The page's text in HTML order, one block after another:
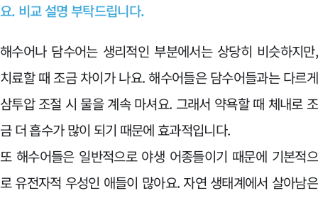
요. 비교 설명 부탁드립니다.
해수어나 담수어는 생리적인 부분에서는 상당히 비슷하지만,
치료할 때 조금 차이가 나요. 해수어들은 담수어들과는 다르게
삼투압 조절 시 물을 계속 마셔요. 그래서 약욕할 때 체내로 조
금 더 흡수가 많이 되기 때문에 효과적입니다.
또 해수어들은 일반적으로 야생 어종들이기 때문에 기본적으
로 유전자적 우성인 애들이 많아요. 자연 생태계에서 살아남은